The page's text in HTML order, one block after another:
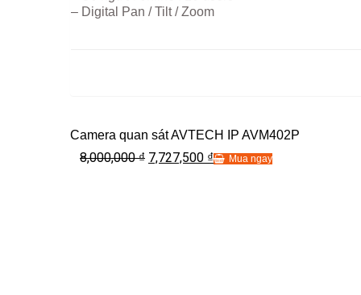
– Digital Pan / Tilt / Zoom
Camera quan sát AVTECH IP AVM402P
8,000,000₫ 7,727,500 ₫ Mua ngay